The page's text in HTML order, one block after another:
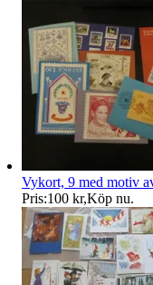
Vykort, 9 med motiv
Pris:100 kr,Köp nu.